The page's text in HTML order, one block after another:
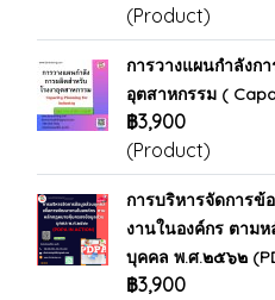
(Product)
การวางแผนกำลังก
อุตสาหกรรม (
฿3,900
(Product)
การบริหารจัดการ
งานในองค์กร ตาม
บุคคล พ.ศ.๒๕๖๒
฿3,900